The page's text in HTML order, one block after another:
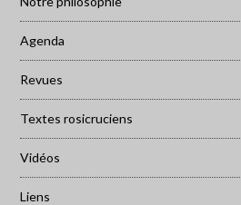
Agenda
Revues
Textes rosicruciens
Vidéos
Liens